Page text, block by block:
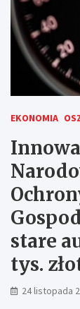
EKONOMIA
stare
tys.
24 listopada